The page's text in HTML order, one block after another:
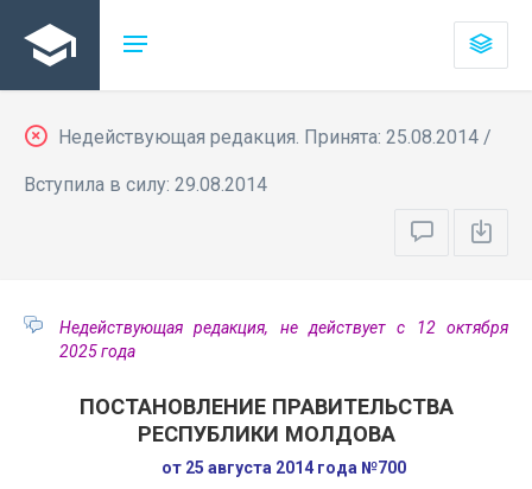
Недействующая редакция. Принята: 25.08.2014 /
Вступила в силу: 29.08.2014
Недействующая редакция, не действует с 12 октября
2025 года
ПОСТАНОВЛЕНИЕ ПРАВИТЕЛЬСТВА
РЕСПУБЛИКИ МОЛДОВА
от 25 августа 2014 года №700